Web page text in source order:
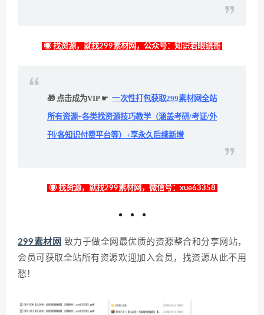
◉ 找资源，就找299素材网，公众号：知识君眼镜哥
🎁 点击成为VIP ☛ 一次性打包获取299素材网全站
所有资源+各类找资源技巧教学（涵盖考研/考证/外
刊/各知识付费平台等）+享永久后续新增
◉ 找资源，就找299素材网，微信号：xue63358
299素材网 致力于做全网最优质的资源整合和分享网站，
会员可获取全站所有资源欢迎加入会员，找资源从此不用
愁！